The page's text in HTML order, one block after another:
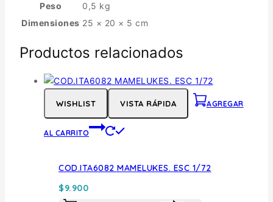
Peso
0,5 kg
Dimensiones 25 × 20 × 5 cm
Productos relacionados
WISHLIST VISTA RÁPIDA AGREGAR
AL CARRITO
COD.ITA6082 MAMELUKES. ESC 1/72
$9.900